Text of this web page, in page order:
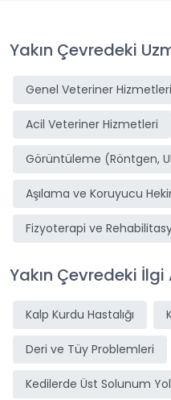
Yakın Çevredeki
Genel Veteriner Hizmetleri
Acil Veteriner Hizmetleri
Görüntüleme (Röntgen,
Aşılama ve Koruyucu
Fizyoterapi ve
Yakın Çevredeki İlgi
Kalp Kurdu Hastalığı
Deri ve Tüy Problemleri
Kedilerde Üst Solunum